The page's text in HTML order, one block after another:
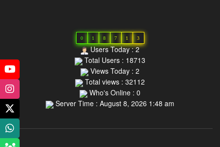
0 1 8 7 1 3
Users Today : 2
Total Users : 18713
Views Today : 2
Total views : 32112
Who's Online : 0
Server Time : August 8, 2026 1:48 am